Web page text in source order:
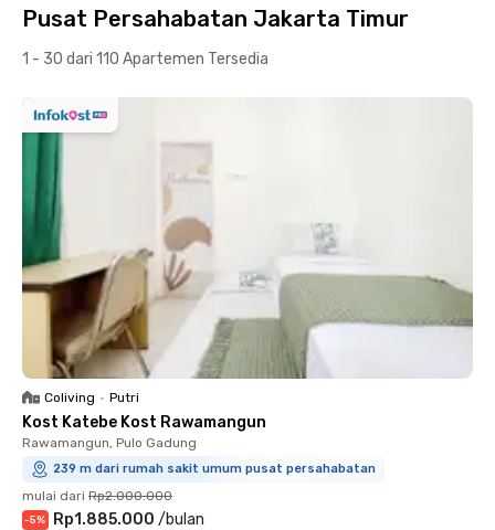
Pusat Persahabatan Jakarta Timur
1 - 30 dari 110 Apartemen Tersedia
Coliving • Putri
Kost Katebe Kost Rawamangun
Rawamangun, Pulo Gadung
239 m dari rumah sakit umum pusat persahabatan
mulai dari Rp2.000.000
-5% Rp1.885.000 /bulan